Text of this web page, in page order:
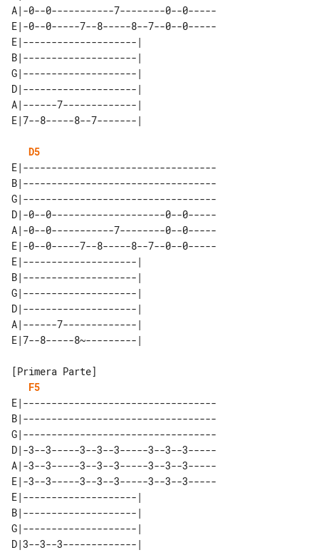
A|-0--0-----------7--------0--0-----
E|-0--0-----7--8-----8--7--0--0-----
E|--------------------|
B|--------------------|
G|--------------------|
D|--------------------|
A|------7-------------|
D5
E|----------------------------------
B|----------------------------------
G|----------------------------------
D|-0--0--------------------0--0-----
A|-0--0-----------7--------0--0-----
E|-0--0-----7--8-----8--7--0--0-----
E|--------------------|
B|--------------------|
G|--------------------|
D|--------------------|
A|------7-------------|
F5
E|----------------------------------
B|----------------------------------
G|----------------------------------
D|-3--3-----3--3--3-----3--3--3-----
A|-3--3-----3--3--3-----3--3--3-----
E|-3--3-----3--3--3-----3--3--3-----
E|--------------------|
B|--------------------|
G|--------------------|
D|3--3--3-------------|